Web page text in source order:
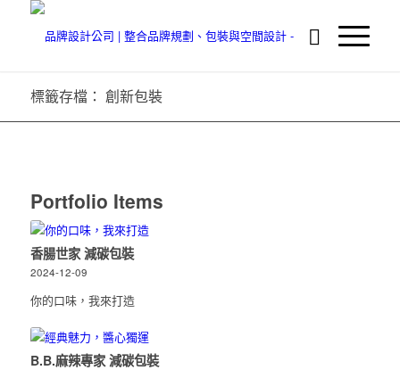
標籤存檔： 創新包裝
Portfolio Items
香腸世家 減碳包裝
2024-12-09
你的口味，我來打造
B.B.麻辣專家 減碳包裝